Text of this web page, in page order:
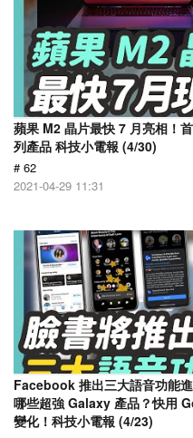
蘋果 M2 晶片最快 7 月亮相！
列產品 科技小電報 (4/30)
# 62
2021-04-29 11:31
Facebook 推出三大語音功能
哪些超強 Galaxy 產品？快用
變化！科技小電報 (4/23)